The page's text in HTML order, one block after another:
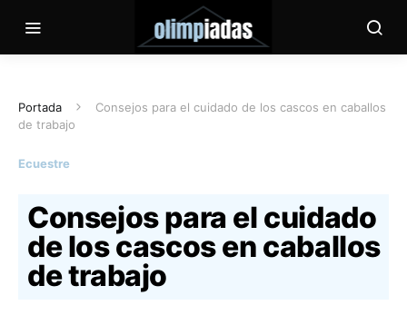
Portada
Consejos para el cuidado de los cascos en caballos
de trabajo
Ecuestre
Consejos para el cuidado
de los cascos en caballos
de trabajo